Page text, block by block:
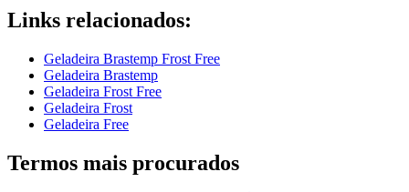
Links relacionados:
Geladeira Brastemp Frost Free
Geladeira Brastemp
Geladeira Frost Free
Geladeira Frost
Geladeira Free
Termos mais procurados